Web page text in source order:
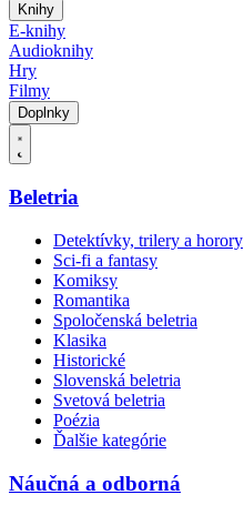
Knihy
E-knihy
Audioknihy
Hry
Filmy
Doplnky
Beletria
Detektívky, trilery a horory
Sci-fi a fantasy
Komiksy
Romantika
Spoločenská beletria
Klasika
Historické
Slovenská beletria
Svetová beletria
Poézia
Ďalšie kategórie
Náučná a odborná